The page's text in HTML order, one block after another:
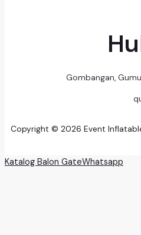
Gombangan,
Copyright © 2026 Event
Katalog Balon GateWhatsapp